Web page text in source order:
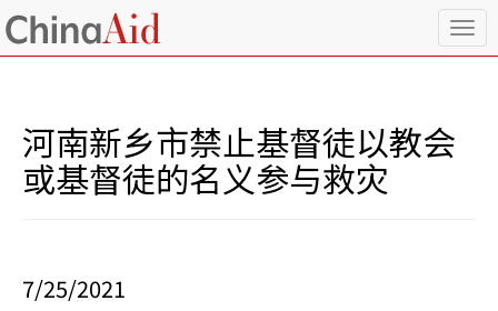
T
o
河南新乡市禁止基督徒以教会
或基督徒的名义参与救灾
7/25/2021